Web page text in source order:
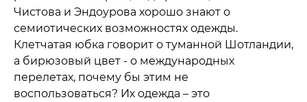
Чистова и Эндоурова хорошо знают о
семиотических возможностях одежды.
Клетчатая юбка говорит о туманной Шотландии,
а бирюзовый цвет - о международных
перелетах, почему бы этим не
воспользоваться? Их одежда – это